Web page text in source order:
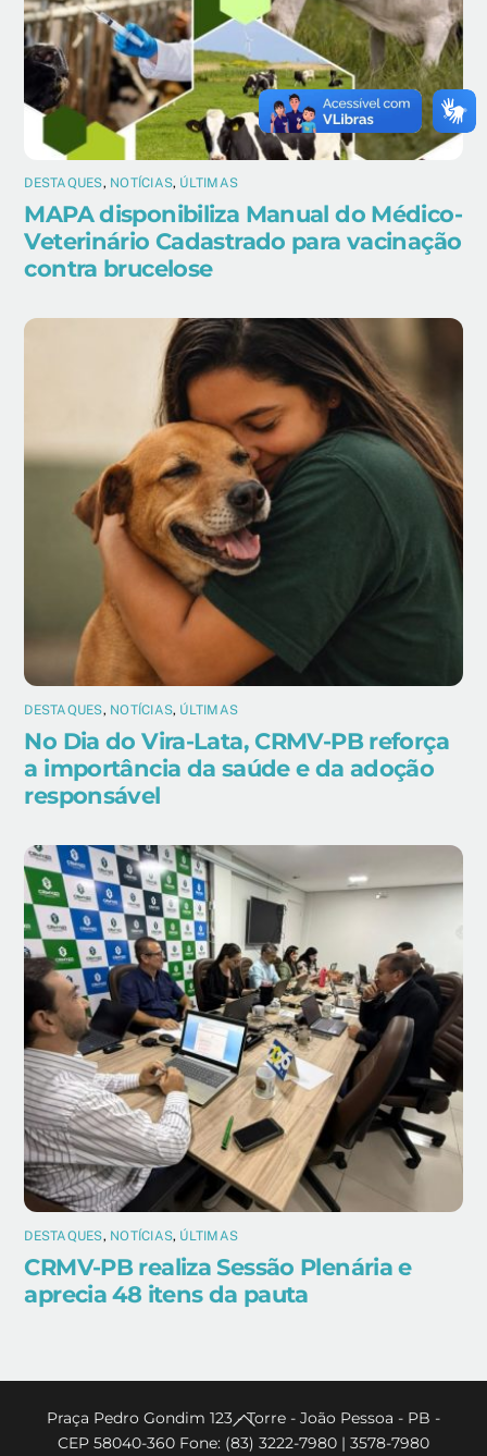
DESTAQUES, NOTÍCIAS, ÚLTIMAS
MAPA disponibiliza Manual do Médico-
Veterinário Cadastrado para vacinação
contra brucelose
DESTAQUES, NOTÍCIAS, ÚLTIMAS
No Dia do Vira-Lata, CRMV-PB reforça
a importância da saúde e da adoção
responsável
DESTAQUES, NOTÍCIAS, ÚLTIMAS
CRMV-PB realiza Sessão Plenária e
aprecia 48 itens da pauta
Back
To
Praça Pedro Gondim 123 - Torre - João Pessoa - PB -
CEP 58040-360 Fone: (83) 3222-7980 | 3578-7980